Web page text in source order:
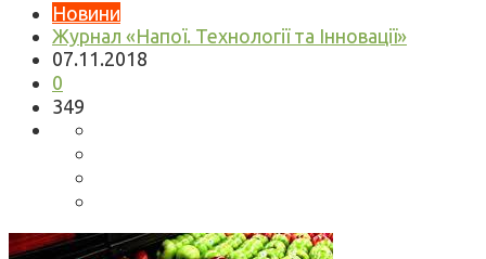
Новини
Журнал «Напої. Технології та Інновації»
07.11.2018
0
349